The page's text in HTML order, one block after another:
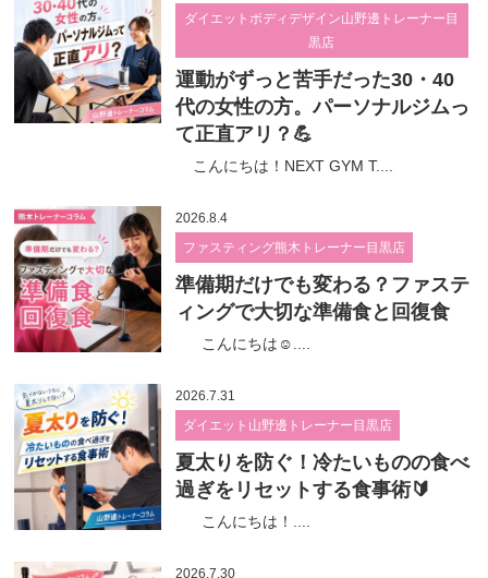
ダイエットボディデザイン山野邊トレーナー目
黒店
運動がずっと苦手だった30・40
代の女性の方。パーソナルジムっ
て正直アリ？💪
こんにちは！NEXT GYM T....
2026.8.4
ファスティング熊木トレーナー目黒店
準備期だけでも変わる？ファステ
ィングで大切な準備食と回復食
こんにちは☺....
2026.7.31
ダイエット山野邊トレーナー目黒店
夏太りを防ぐ！冷たいものの食べ
過ぎをリセットする食事術🔰
こんにちは！....
2026.7.30